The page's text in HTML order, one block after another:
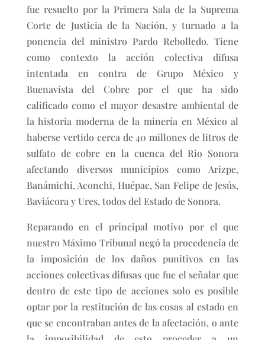
fue resuelto por la Primera Sala de la Suprema
Corte de Justicia de la Nación, y turnado a la
ponencia del ministro Pardo Rebolledo. Tiene
como contexto la acción colectiva difusa
intentada en contra de Grupo México y
Buenavista del Cobre por el que ha sido
calificado como el mayor desastre ambiental de
la historia moderna de la minería en México al
haberse vertido cerca de 40 millones de litros de
sulfato de cobre en la cuenca del Rio Sonora
afectando diversos municipios como Arizpe,
Banámichi, Aconchi, Huépac, San Felipe de Jesús,
Baviácora y Ures, todos del Estado de Sonora.
Reparando en el principal motivo por el que
nuestro Máximo Tribunal negó la procedencia de
la imposición de los daños punitivos en las
acciones colectivas difusas que fue el señalar que
dentro de este tipo de acciones solo es posible
optar por la restitución de las cosas al estado en
que se encontraban antes de la afectación, o ante